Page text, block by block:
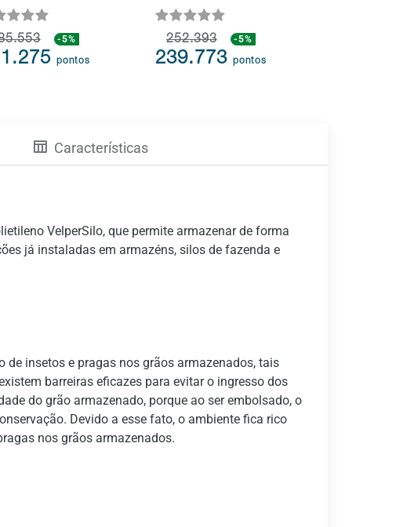
-5%
pontos
252.393 -5%
239.773pontos
Características
VelperSilo, que permite armazenar de forma
já instaladas em armazéns, silos de fazenda e
de insetos e pragas nos grãos armazenados, tais
barreiras eficazes para evitar o ingresso dos
do grão armazenado, porque ao ser embolsado, o
Devido a esse fato, o ambiente fica rico
nos grãos armazenados.